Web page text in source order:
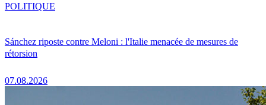
Sánchez riposte contre Meloni : l'Italie menacée de mesures de
rétorsion
07.08.2026
POLITIQUE